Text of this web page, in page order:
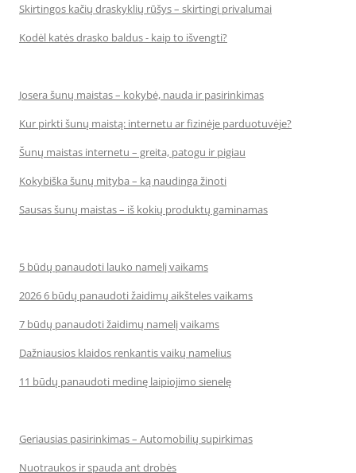
Skirtingos kačių draskyklių rūšys – skirtingi privalumai
Kodėl katės drasko baldus - kaip to išvengti?
Josera šunų maistas – kokybė, nauda ir pasirinkimas
Kur pirkti šunų maistą: internetu ar fizinėje parduotuvėje?
Šunų maistas internetu – greita, patogu ir pigiau
Kokybiška šunų mityba – ką naudinga žinoti
Sausas šunų maistas – iš kokių produktų gaminamas
5 būdų panaudoti lauko namelį vaikams
2026 6 būdų panaudoti žaidimų aikšteles vaikams
7 būdų panaudoti žaidimų namelį vaikams
Dažniausios klaidos renkantis vaikų namelius
11 būdų panaudoti medinę laipiojimo sienelę
Geriausias pasirinkimas – Automobilių supirkimas
Nuotraukos ir spauda ant drobės